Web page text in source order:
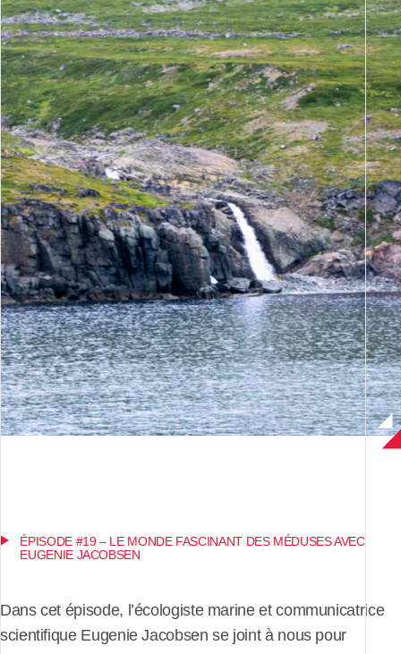
ÉPISODE #19 – LE MONDE FASCINANT DES MÉDUSES AVEC
EUGENIE JACOBSEN
Dans cet épisode, l’écologiste marine et communicatrice
scientifique Eugenie Jacobsen se joint à nous pour